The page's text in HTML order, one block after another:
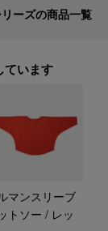
ーズの商品一覧
ています
マンスリーブ
トソー / レッ